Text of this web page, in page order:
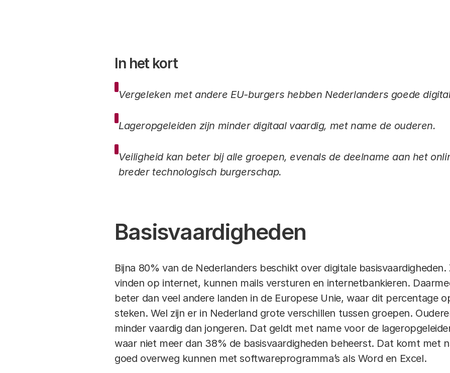
In het kort
Vergeleken met andere EU-burgers hebben Nederlanders goede
Lageropgeleiden zijn minder digitaal vaardig, met name de ouderen.
Veiligheid kan beter bij alle groepen, evenals de deelname aan het
breder technologisch burgerschap.
Basisvaardigheden
Bijna 80% van de Nederlanders beschikt over digitale
vinden op internet, kunnen mails versturen en internetbankieren.
beter dan veel andere landen in de Europese Unie, waar dit percentage
steken. Wel zijn er in Nederland grote verschillen tussen groepen.
minder vaardig dan jongeren. Dat geldt met name voor de
waar niet meer dan 38% de basisvaardigheden beheerst. Dat komt met
goed overweg kunnen met softwareprogramma’s als Word en Excel.